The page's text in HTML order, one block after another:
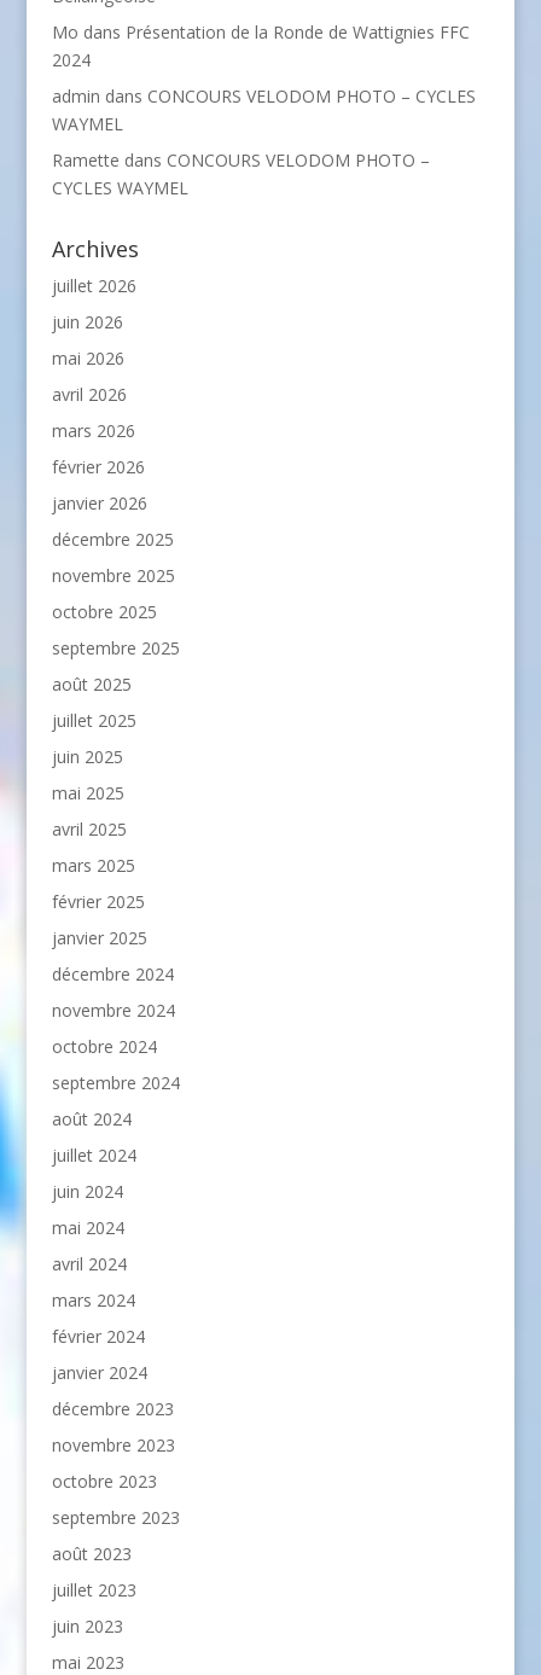
Mo dans Présentation de la Ronde de Wattignies FFC
2024
admin dans CONCOURS VELODOM PHOTO – CYCLES
WAYMEL
Ramette dans CONCOURS VELODOM PHOTO –
CYCLES WAYMEL
Archives
juillet 2026
juin 2026
mai 2026
avril 2026
mars 2026
février 2026
janvier 2026
décembre 2025
novembre 2025
octobre 2025
septembre 2025
août 2025
juillet 2025
juin 2025
mai 2025
avril 2025
mars 2025
février 2025
janvier 2025
décembre 2024
novembre 2024
octobre 2024
septembre 2024
août 2024
juillet 2024
juin 2024
mai 2024
avril 2024
mars 2024
février 2024
janvier 2024
décembre 2023
novembre 2023
octobre 2023
septembre 2023
août 2023
juillet 2023
juin 2023
mai 2023